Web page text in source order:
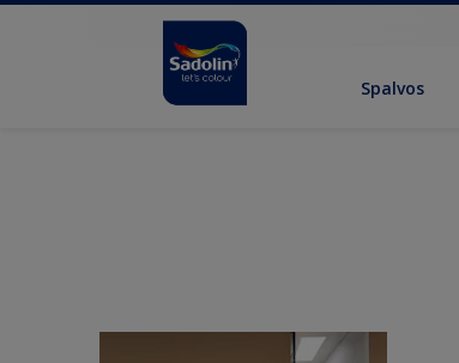
Spalvos